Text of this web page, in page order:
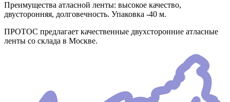
Преимущества атласной ленты: высокое качество,
двусторонняя, долговечность. Упаковка -40 м.
ПРОТОС предлагает качественные двухсторонние атласные
ленты со склада в Москве.